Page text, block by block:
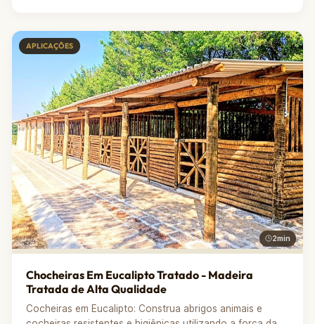
APLICAÇÕES
2min
Chocheiras Em Eucalipto Tratado - Madeira
Tratada de Alta Qualidade
Cocheiras em Eucalipto: Construa abrigos animais e